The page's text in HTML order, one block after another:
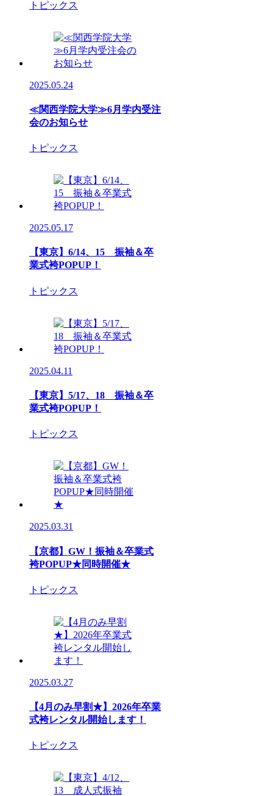
トピックス
2025.05.24
≪関西学院大学≫6月学内受注
会のお知らせ
トピックス
2025.05.17
【東京】6/14、15 振袖＆卒
業式袴POPUP！
トピックス
2025.04.11
【東京】5/17、18 振袖＆卒
業式袴POPUP！
トピックス
2025.03.31
【京都】GW！振袖＆卒業式
袴POPUP★同時開催★
トピックス
2025.03.27
【4月のみ早割★】2026年卒業
式袴レンタル開始します！
トピックス